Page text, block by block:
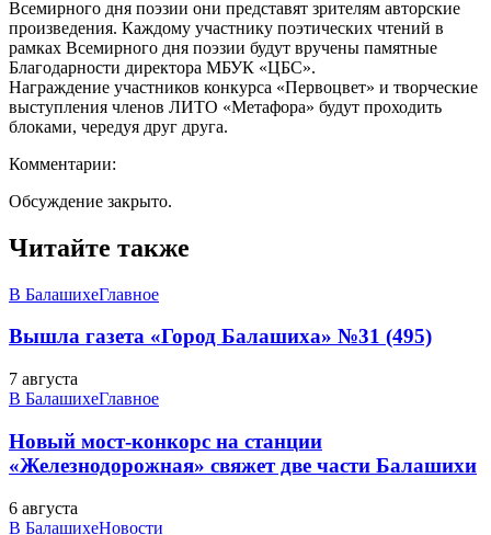
Всемирного дня поэзии они представят зрителям авторские
произведения. Каждому участнику поэтических чтений в
рамках Всемирного дня поэзии будут вручены памятные
Благодарности директора МБУК «ЦБС».
Награждение участников конкурса «Первоцвет» и творческие
выступления членов ЛИТО «Метафора» будут проходить
блоками, чередуя друг друга.
Комментарии:
Обсуждение закрыто.
Читайте также
В БалашихеГлавное
Вышла газета «Город Балашиха» №31 (495)
7 августа
В БалашихеГлавное
Новый мост-конкорс на станции
«Железнодорожная» свяжет две части Балашихи
6 августа
В БалашихеНовости